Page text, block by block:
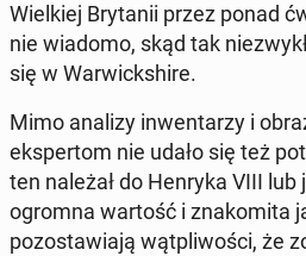
Wiel­kiej Bry­ta­nii przez ponad
nie wiadomo, skąd tak
się w War­wick­shi­re.
Mimo analizy in­wen­ta­rzy i
eks­per­tom nie udało się też
ten należał do Henryka VIII
ogromna wartość i zna­ko­mi­ta
po­zo­sta­wia­ją wąt­pli­wo­ści, że